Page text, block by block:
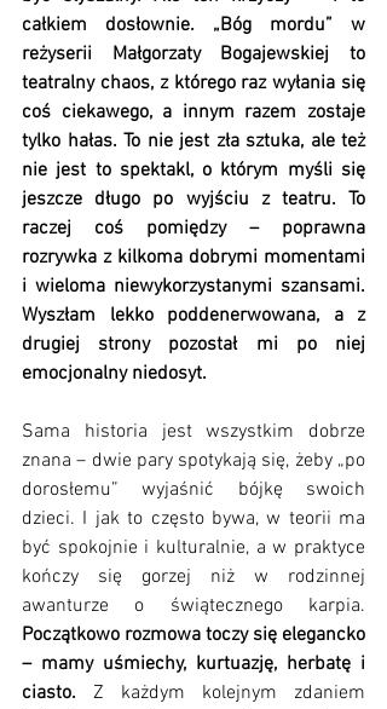
całkiem dosłownie. „Bóg mordu” w
reżyserii Małgorzaty Bogajewskiej to
teatralny chaos, z którego raz wyłania się
coś ciekawego, a innym razem zostaje
tylko hałas. To nie jest zła sztuka, ale też
nie jest to spektakl, o którym myśli się
jeszcze długo po wyjściu z teatru. To
raczej coś pomiędzy – poprawna
rozrywka z kilkoma dobrymi momentami
i wieloma niewykorzystanymi szansami.
Wyszłam lekko poddenerwowana, a z
drugiej strony pozostał mi po niej
emocjonalny niedosyt.
Sama historia jest wszystkim dobrze
znana – dwie pary spotykają się, żeby „po
dorosłemu” wyjaśnić bójkę swoich
dzieci. I jak to często bywa, w teorii ma
być spokojnie i kulturalnie, a w praktyce
kończy się gorzej niż w rodzinnej
Początkowo rozmowa toczy się elegancko
– mamy uśmiechy, kurtuazję, herbatę i
ciasto. Z każdym kolejnym zdaniem